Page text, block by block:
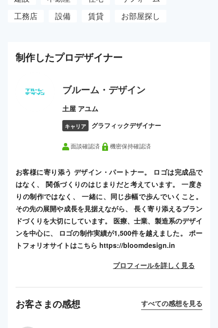
工務店
設備 賃貸 お部屋探し
制作したプロデザイナー
ブルーム・デザイン
土屋 アユム
キャリア グラフィックデザイナー
面談確認済 機密保持確認済
お客様に寄り添う デザイン・パートナー。 ロゴは完成品で
はなく、 関係づくりのはじまりだと考えています。 一度き
りの制作ではなく、 一緒に、同じ歩幅で歩んでいくこと。
その先の展開や成長を見据えながら、 長く寄り添えるブラン
ドづくりを大切にしています。 医療、士業、製造系のデザイ
ンを中心に、 ロゴの制作実績が1,500件を越えました。 ポー
トフォリオサイトはこちら https://bloomdesign.in
プロフィールを詳しく見る
お客さまの感想 すべての感想を見る